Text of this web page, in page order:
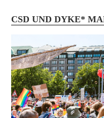
CSD UND DYKE*